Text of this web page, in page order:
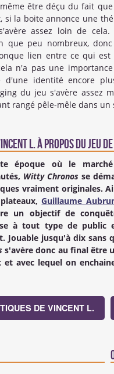
être déçu du fait
si la boite annonce une
assez loin de
que peu nombreux,
lien entre ce qui
n'a pas une
d'une identité encore
du jeu s'avère assez
rangé pêle-mêle dans un
L.à propos du Jeu
époque où le
Witty Chronosse
vraiment originales.
Guillaume
un objectif de
à tout type de public
Jouable jusqu'à dix sans
s'avère donc au final être
avec lequel on
DE VINCENT L.